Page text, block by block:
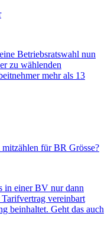
Betriebsratswahl nun
zu wählenden
mehr als 13
für BR Grösse?
in einer BV nur dann
vereinbart
beinhaltet. Geht das auch